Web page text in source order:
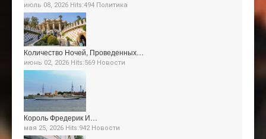
июль 08, 2026 Hits:494 Политика
Количество Ночей, Проведенных…
июнь 02, 2026 Hits:569 Новости
Король Фредерик И…
мая 25, 2026 Hits:942 Новости